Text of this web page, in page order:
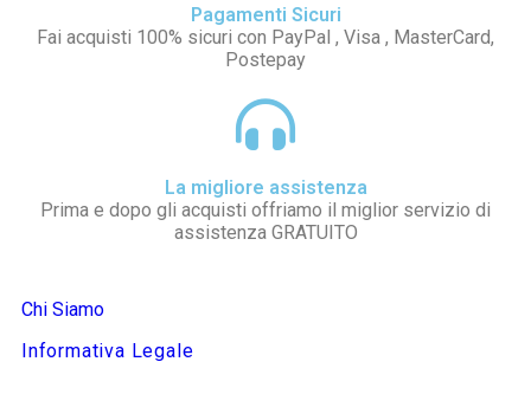
Pagamenti Sicuri
Fai acquisti 100% sicuri con PayPal , Visa , MasterCard,
Postepay
La migliore assistenza
Prima e dopo gli acquisti offriamo il miglior servizio di
assistenza GRATUITO
Chi Siamo
Informativa Legale